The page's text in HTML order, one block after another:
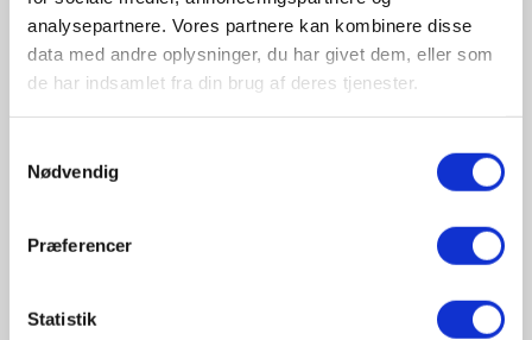
analysepartnere. Vores partnere kan kombinere disse
data med andre oplysninger, du har givet dem, eller som
de har indsamlet fra din brug af deres tjenester.
Nødvendig
Præferencer
Statistik
opmærksomheden.
Den nye Fiat 500e, er spændende med mange
forskellige udstyrsmuligheder inklusiv en
batterier og ladetider, og så er den jo en smart
år, uden udbetaling og inklusiv serviceaftale, som